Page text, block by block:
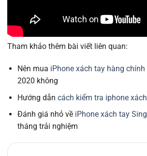
Tham khảo thêm bài viết liên quan:
Nên mua iPhone xách tay hàng chính
2020 không
Hướng dẫn cách kiểm tra iphone
Đánh giá nhỏ về iPhone xách tay
tháng trải nghiệm